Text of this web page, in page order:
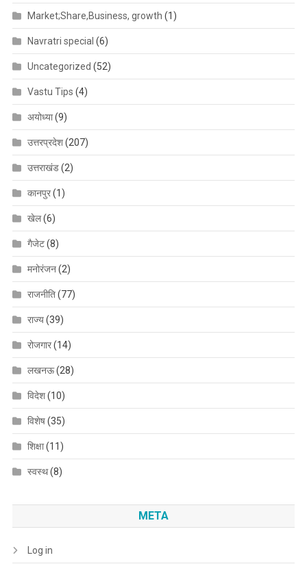
Market;Share,Business, growth (1)
Navratri special (6)
Uncategorized (52)
Vastu Tips (4)
अयोध्या(9)
उत्तरप्रदेश(207)
उत्तराखंड(2)
कानपुर(1)
खेल(6)
गैजेट(8)
मनोरंजन(2)
राजनीति(77)
राज्य(39)
रोजगार(14)
लखनऊ(28)
विदेश(10)
विशेष(35)
शिक्षा(11)
स्वस्थ(8)
META
Log in